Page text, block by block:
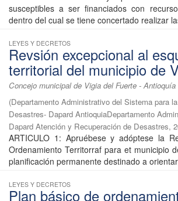
susceptibles a ser financiados con
dentro del cual se tiene concertado realizar
LEYES Y DECRETOS
Revsión excepcional al
territorial del municipio de
Concejo municipal de Vigia del Fuerte - Antioquía
(Departamento Administrativo del Sistema para
Desastres- Dapard AntioquiaDepartamento
Dapard Atención y Recuperación de Desastres,
ARTICULO 1: Apruébese y adóptese la
Ordenamiento Territorraf para et municipio
planificación permanente destinado a
LEYES Y DECRETOS
Plan básico de